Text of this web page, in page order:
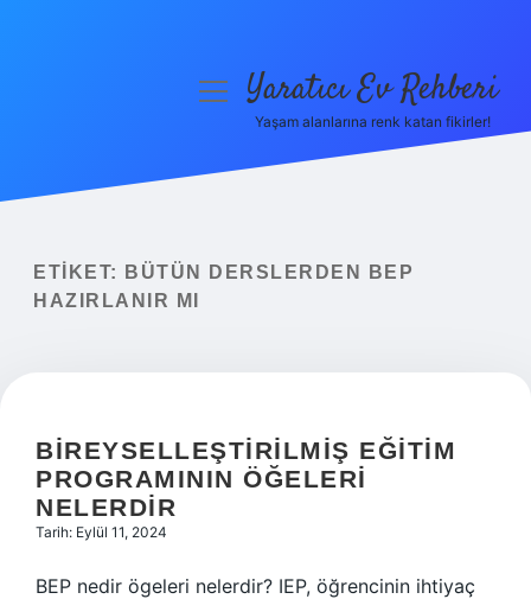
Yasal Uyarı
menüyüYaratıcı Ev Rehberi
Yaşam alanlarına renk katan fikirler!
ETIKET:
BÜTÜN DERSLERDEN BEP
HAZIRLANIR MI
BIREYSELLEŞTIRILMIŞ EĞITIM
PROGRAMININ ÖĞELERI
NELERDIR
Tarih: Eylül 11, 2024
BEP nedir ögeleri nelerdir? IEP, öğrencinin ihtiyaç